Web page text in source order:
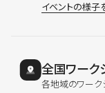
イベントの様子
全国ワーク
各地域のワーク